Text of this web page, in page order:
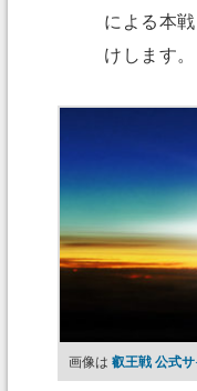
による本
けします。
画像は 叡王戦 公式サ